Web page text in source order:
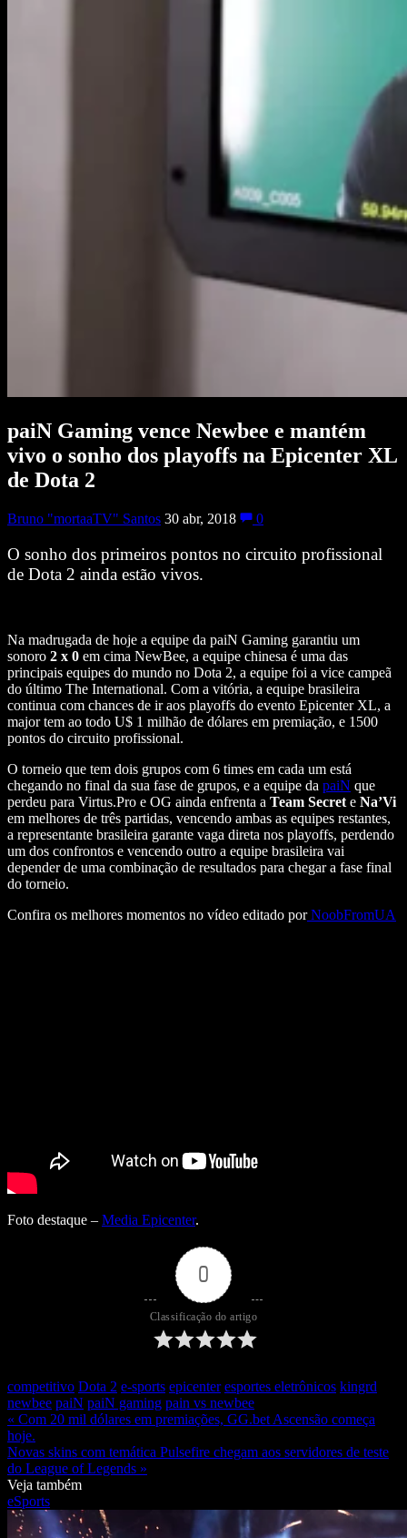
paiN Gaming vence Newbee e mantém
vivo o sonho dos playoffs na Epicenter XL
de Dota 2
Bruno "mortaaTV" Santos 30 abr, 2018 0
O sonho dos primeiros pontos no circuito profissional
de Dota 2 ainda estão vivos.
Na madrugada de hoje a equipe da paiN Gaming garantiu um
sonoro 2 x 0 em cima NewBee, a equipe chinesa é uma das
principais equipes do mundo no Dota 2, a equipe foi a vice campeã
do último The International. Com a vitória, a equipe brasileira
continua com chances de ir aos playoffs do evento Epicenter XL, a
major tem ao todo U$ 1 milhão de dólares em premiação, e 1500
pontos do circuito profissional.
O torneio que tem dois grupos com 6 times em cada um está
chegando no final da sua fase de grupos, e a equipe da paiN que
perdeu para Virtus.Pro e OG ainda enfrenta a Team Secret e Na’Vi
em melhores de três partidas, vencendo ambas as equipes restantes,
a representante brasileira garante vaga direta nos playoffs, perdendo
um dos confrontos e vencendo outro a equipe brasileira vai
depender de uma combinação de resultados para chegar a fase final
do torneio.
Confira os melhores momentos no vídeo editado porNoobFromUA
Foto destaque – Media Epicenter.
0
Classificação do artigo
competitivo Dota 2 e-sports epicenter esportes eletrônicos kingrd
newbee paiN paiN gaming pain vs newbee
« Com 20 mil dólares em premiações, GG.bet Ascensão começa
hoje.
Novas skins com temática Pulsefire chegam aos servidores de teste
do League of Legends »
Veja também
eSports